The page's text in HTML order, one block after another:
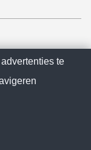
extra
te